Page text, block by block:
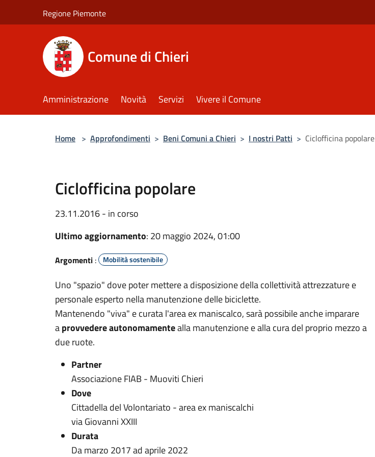
Regione Piemonte
Comune di Chieri
Amministrazione Novità Servizi Vivere il Comune
Home > Approfondimenti > Beni Comuni a Chieri > I nostri Patti > Ciclofficina popolare
Ciclofficina popolare
23.11.2016 - in corso
Ultimo aggiornamento: 20 maggio 2024, 01:00
Argomenti : Mobilità sostenibile
Uno "spazio" dove poter mettere a disposizione della collettività attrezzature e
personale esperto nella manutenzione delle biciclette.
Mantenendo "viva" e curata l'area ex maniscalco, sarà possibile anche imparare
aprovvedere autonomamentealla manutenzione e alla cura del proprio mezzo a
due ruote.
Partner
Associazione FIAB - Muoviti Chieri
Dove
Cittadella del Volontariato - area ex maniscalchi
via Giovanni XXIII
Durata
Da marzo 2017 ad aprile 2022